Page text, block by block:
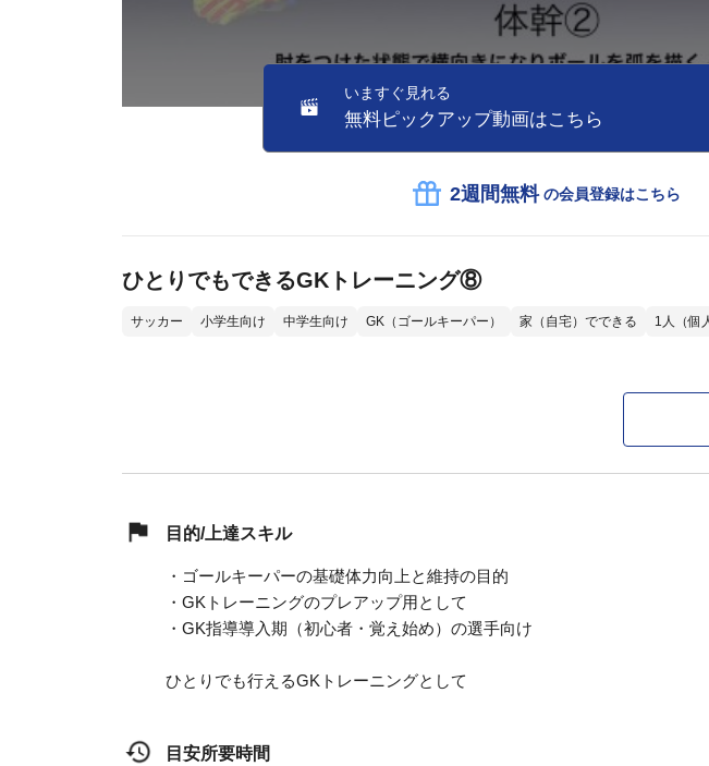
いますぐ見れる
無料ピックアップ動画はこちら
2週間無料 の会員登録はこちら
ひとりでもできるGKトレーニング⑧
サッカー 小学生向け 中学生向け GK（ゴールキーパー） 家（自宅）でできる 1人（個
目的/上達スキル
・ゴールキーパーの基礎体力向上と維持の目的
・GKトレーニングのプレアップ用として
・GK指導導入期（初心者・覚え始め）の選手向け
ひとりでも行えるGKトレーニングとして
目安所要時間